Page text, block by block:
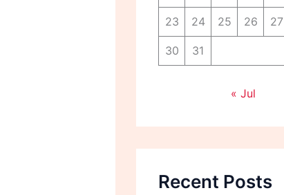
23 24 25 26 27
30 31
« Jul
Recent Posts